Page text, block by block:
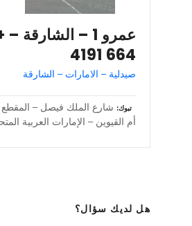
664 4191
صيدلية – الامارات – الشارقة
تبوك
أم القيوين – الإمارات العربية
هل لديك سؤال؟